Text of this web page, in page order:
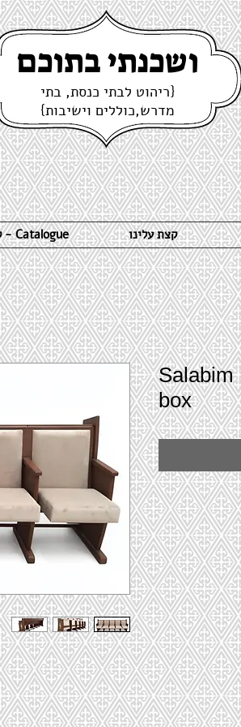
ושכנתי בתוכם
{ריהוט לבתי כנסת, בתי
מדרש,כוללים וישיבות}
קטלוג - Catalogue קצת עלינו
Salabim
box